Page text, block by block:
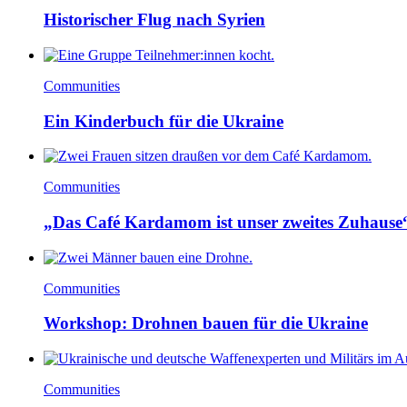
Historischer Flug nach Syrien
Communities
Ein Kinderbuch für die Ukraine
Communities
„Das Café Kardamom ist unser zweites
Communities
Workshop: Drohnen bauen für die Ukraine
Communities